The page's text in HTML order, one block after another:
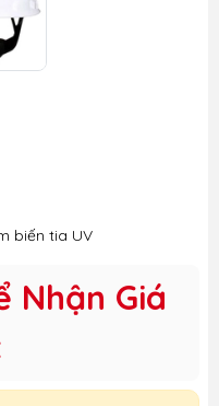
biến tia UV
Nhận Giá